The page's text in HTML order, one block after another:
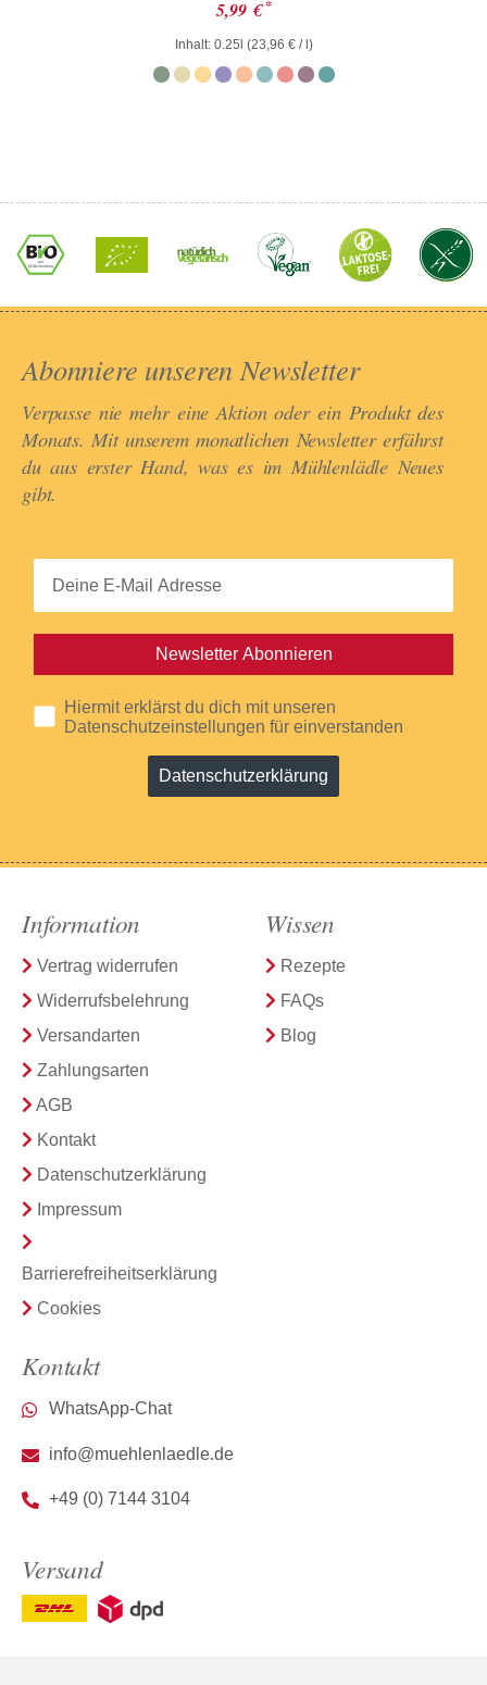
mit
0
von
5
5,99 € *
Inhalt: 0.25l (23,96 €/ l)
Abonniere unseren Newsletter​
Verpasse nie mehr eine Aktion oder ein Produkt des
Monats. Mit unserem monatlichen Newsletter erfährst
du aus erster Hand, was es im Mühlenlädle Neues
gibt.​
Newsletter Abonnieren
Hiermit erklärst du dich mit unseren
Datenschutzeinstellungen für einverstanden
Datenschutzerklärung
Information
Vertrag widerrufen
Widerrufsbelehrung
Versandarten
Zahlungsarten
AGB
Kontakt
Datenschutzerklärung
Impressum
Barrierefreiheitserklärung
Cookies
Wissen
Rezepte
FAQs
Blog
Kontakt
WhatsApp-Chat
info@muehlenlaedle.de
+49 (0) 7144 3104
Versand